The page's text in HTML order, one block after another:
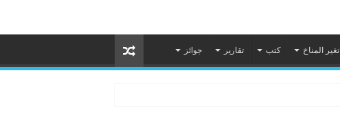
تغير المناخ كتب تقارير جوائز